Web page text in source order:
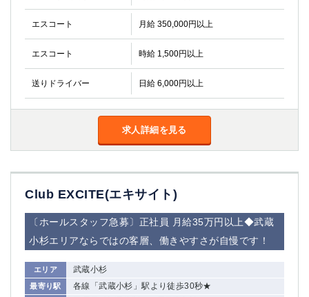
エスコート 月給 350,000円以上
エスコート 時給 1,500円以上
送りドライバー 日給 6,000円以上
求人詳細を見る
Club EXCITE(エキサイト)
〔ホールスタッフ急募〕正社員 月給35万円以上◆武蔵
小杉エリアならではの客層、働きやすさが自慢です！
エリア 武蔵小杉
最寄り駅 各線「武蔵小杉」駅より徒歩30秒★